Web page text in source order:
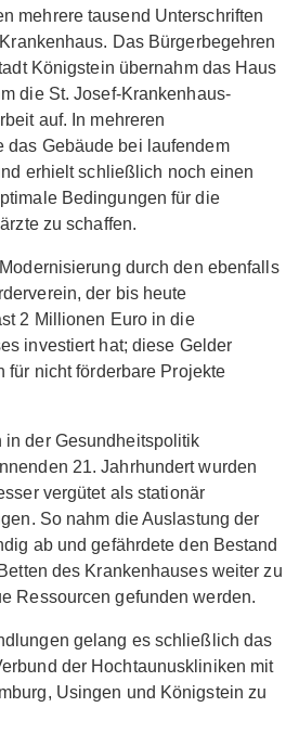
mehrere tausend Unterschriften
Das Bürgerbegehren
Königstein übernahm das Haus
die St. Josef-Krankenhaus-
auf. In mehreren
das Gebäude bei laufendem
erhielt schließlich noch einen
Bedingungen für die
zu schaffen.
durch den ebenfalls
der bis heute
2 Millionen Euro in die
investiert hat; diese Gelder
für nicht förderbare Projekte
in der Gesundheitspolitik
21. Jahrhundert wurden
vergütet als stationär
So nahm die Auslastung der
ab und gefährdete den Bestand
des Krankenhauses weiter zu
Ressourcen gefunden werden.
gelang es schließlich das
der Hochtaunuskliniken mit
Usingen und Königstein zu